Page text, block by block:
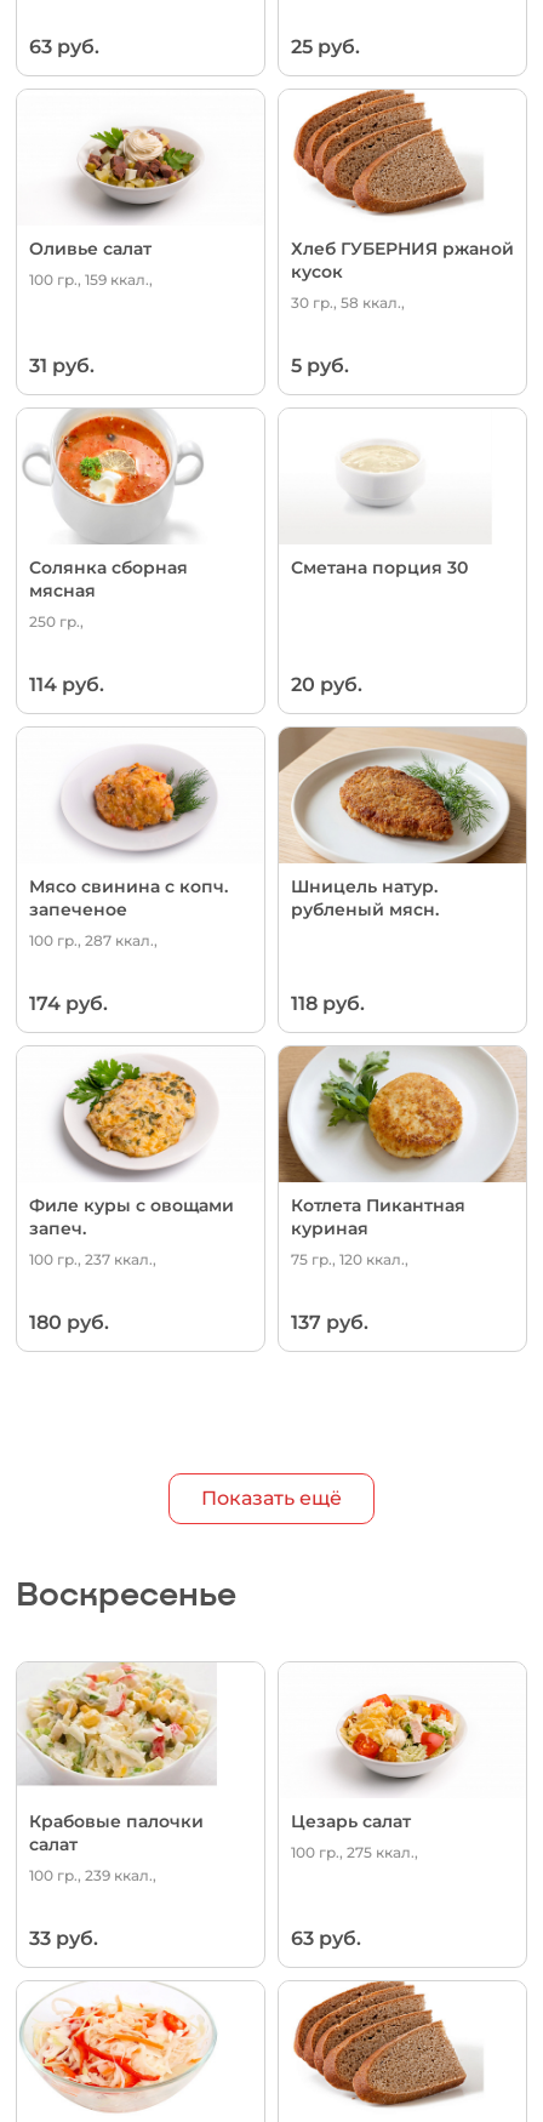
63 руб. 25 руб.
Оливье салат
100 гр., 159 ккал.,
31 руб.
Хлеб ГУБЕРНИЯ ржаной
кусок
30 гр., 58 ккал.,
5 руб.
Солянка сборная
мясная
250 гр.,
114 руб.
Сметана порция 30
20 руб.
Мясо свинина с копч.
запеченое
100 гр., 287 ккал.,
174 руб.
Шницель натур.
рубленый мясн.
118 руб.
Филе куры с овощами
запеч.
100 гр., 237 ккал.,
180 руб.
Котлета Пикантная
куриная
75 гр., 120 ккал.,
137 руб.
Показать ещё
Воскресенье
Крабовые палочки
салат
100 гр., 239 ккал.,
33 руб.
Цезарь салат
100 гр., 275 ккал.,
63 руб.